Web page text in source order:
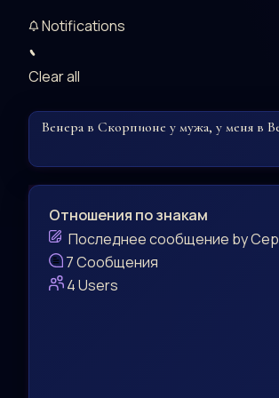
Notifications
Clear all
Венера в Скорпионе у мужа, у меня в
Отношения по знакам
Последнее сообщение by
7Сообщения
4Users